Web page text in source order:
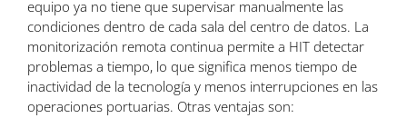
equipo ya no tiene que supervisar manualmente las
condiciones dentro de cada sala del centro de datos. La
monitorización remota continua permite a HIT detectar
problemas a tiempo, lo que significa menos tiempo de
inactividad de la tecnología y menos interrupciones en las
operaciones portuarias. Otras ventajas son: